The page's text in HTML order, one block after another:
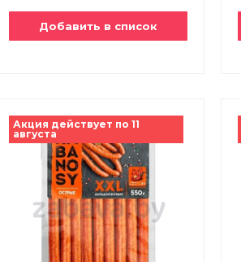
Добавить в список
Акция действует по 11
августа